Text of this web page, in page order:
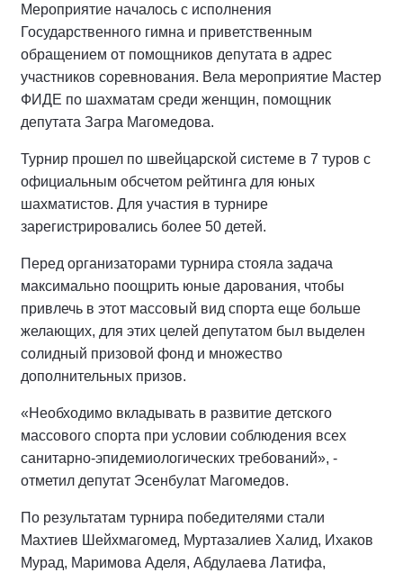
Мероприятие началось с исполнения
Государственного гимна и приветственным
обращением от помощников депутата в адрес
участников соревнования. Вела мероприятие Мастер
ФИДЕ по шахматам среди женщин, помощник
депутата Загра Магомедова.
Турнир прошел по швейцарской системе в 7 туров с
официальным обсчетом рейтинга для юных
шахматистов. Для участия в турнире
зарегистрировались более 50 детей.
Перед организаторами турнира стояла задача
максимально поощрить юные дарования, чтобы
привлечь в этот массовый вид спорта еще больше
желающих, для этих целей депутатом был выделен
солидный призовой фонд и множество
дополнительных призов.
«Необходимо вкладывать в развитие детского
массового спорта при условии соблюдения всех
санитарно-эпидемиологических требований», -
отметил депутат Эсенбулат Магомедов.
По результатам турнира победителями стали
Махтиев Шейхмагомед, Муртазалиев Халид, Ихаков
Мурад, Маримова Аделя, Абдулаева Латифа,